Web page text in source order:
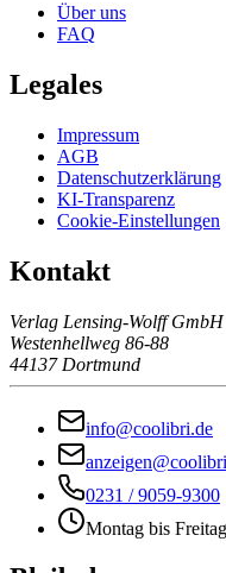
Über uns
FAQ
Legales
Impressum
AGB
Datenschutzerklärung
KI-Transparenz
Cookie-Einstellungen
Kontakt
Verlag Lensing-Wolff
Westenhellweg 86-88
44137 Dortmund
info@coolibri.de
0231 / 9059-9300
Montag bis